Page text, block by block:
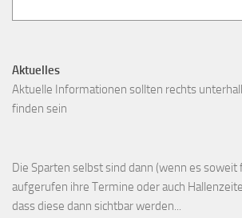
Aktuelles
Aktuelle Informationen sollten rechts
finden sein
Die Sparten selbst sind dann (wenn es
aufgerufen ihre Termine oder auch
dass diese dann sichtbar werden...